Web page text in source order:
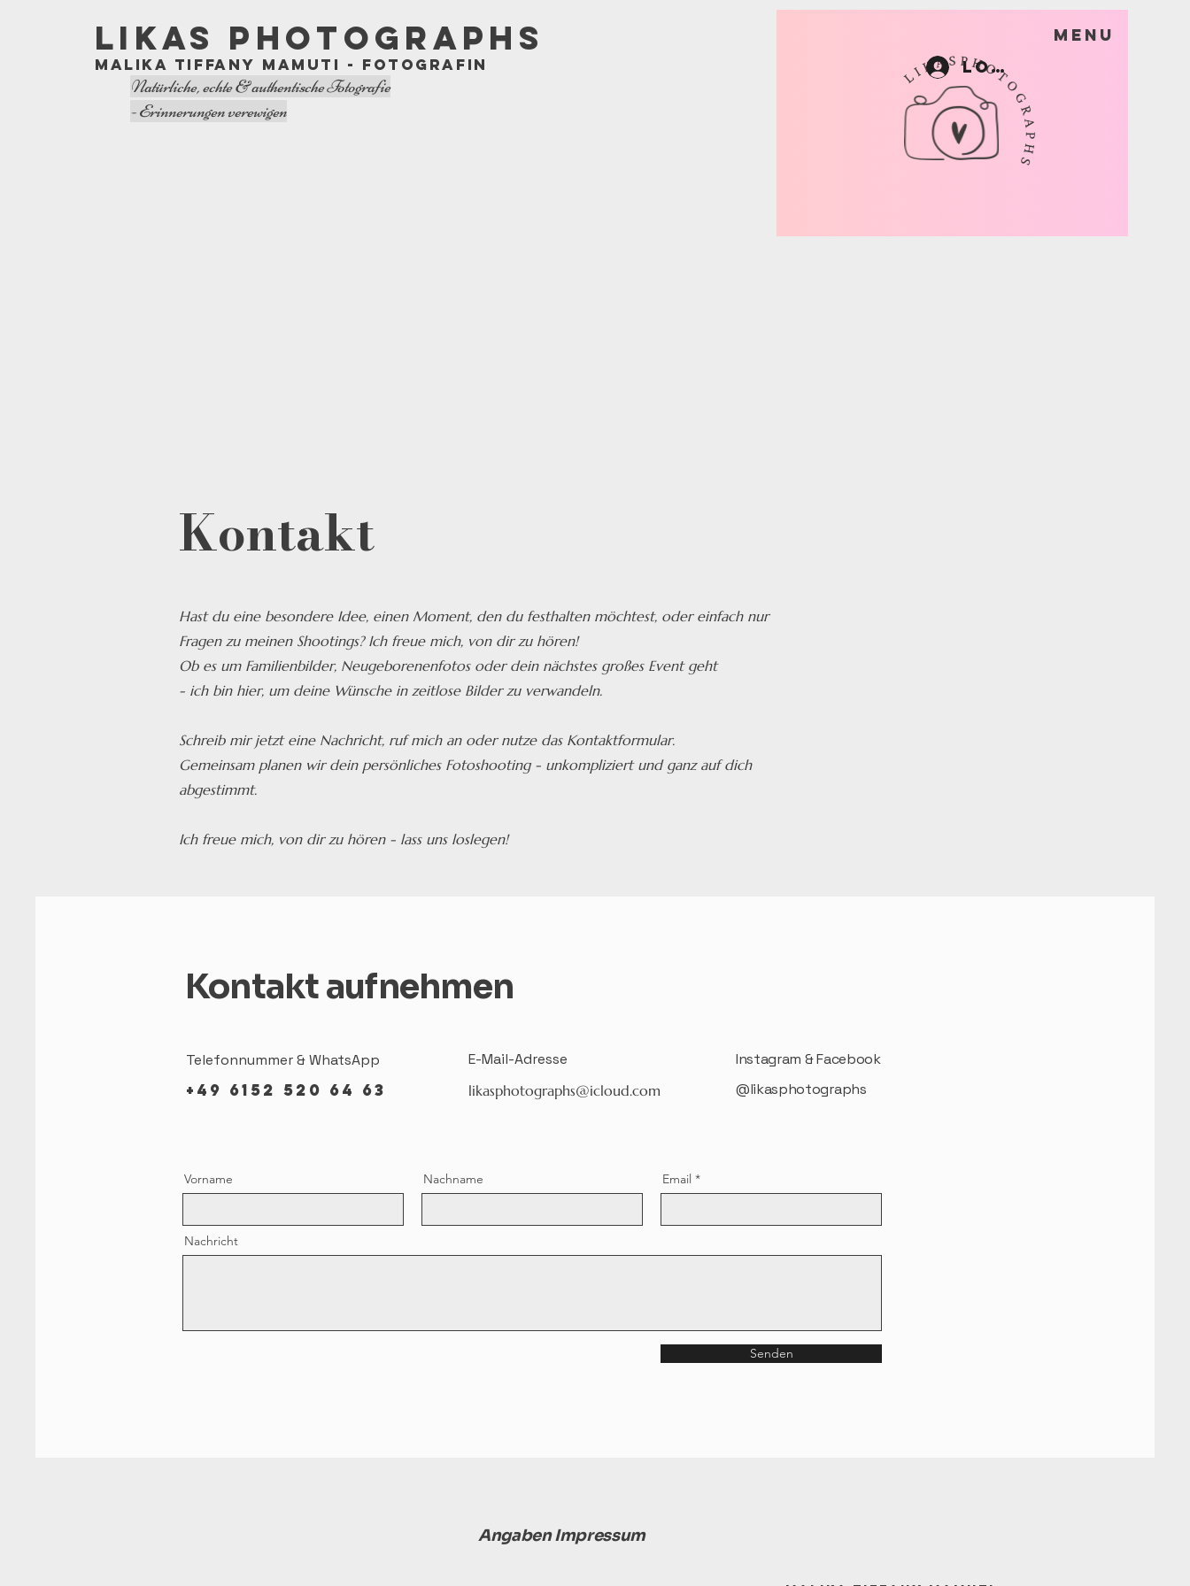
Menu
LIKAS PHOTOGRAPHS
Malika Tiffany Mamuti - Fotografin
Natürliche, echte & authentische Fotografie
- Erinnerungen verewigen
Log In
Kontakt
Hast du eine besondere Idee, einen Moment, den du festhalten möchtest, oder einfach nur
Fragen zu meinen Shootings? Ich freue mich, von dir zu hören!
Ob es um Familienbilder, Neugeborenenfotos oder dein nächstes großes Event geht
- ich bin hier, um deine Wünsche in zeitlose Bilder zu verwandeln.
Schreib mir jetzt eine Nachricht, ruf mich an oder nutze das Kontaktformular.
Gemeinsam planen wir dein persönliches Fotoshooting - unkompliziert und ganz auf dich
abgestimmt.
Ich freue mich, von dir zu hören - lass uns loslegen!
Kontakt aufnehmen
Telefonnummer & WhatsApp
+49 6152 520 64 63
E-Mail-Adresse
likasphotographs@icloud.com
Instagram & Facebook
@likasphotographs
Vorname Nachname Email
Nachricht
Senden
Angaben Impressum